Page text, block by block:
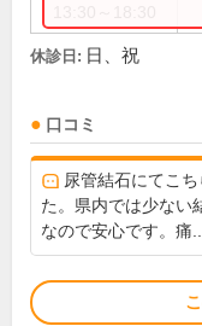
休診日: 日、祝
口コミ
尿管結石にてこ
た。県内では少ない
なので安心です。痛...